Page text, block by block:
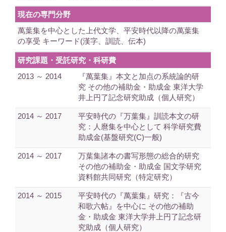
現在の専門分野
萬葉集を中心とした上代文学、平安時代以降の萬葉集
の享受 キーワード(漢字、訓読、伝本)
研究課題・受託研究・科研費
2013 ～ 2014
『萬葉集』本文と加点の系統論的研
究 その他の補助金・助成金 東洋大学
井上円了記念研究助成（個人研究）
2014 ～ 2017
平安時代の『万葉集』訓読本文の研
究：人麿集を中心として 科学研究費
助成金(基盤研究(C)一般)
2014 ～ 2017
万葉集諸本の書写形態の総合的研究
その他の補助金・助成金 国文学研究
資料館共同研究（特定研究）
2014 ～ 2015
平安時代の『萬葉集』研究：『古今
和歌六帖』を中心に その他の補助
金・助成金 東洋大学井上円了記念研
究助成（個人研究）